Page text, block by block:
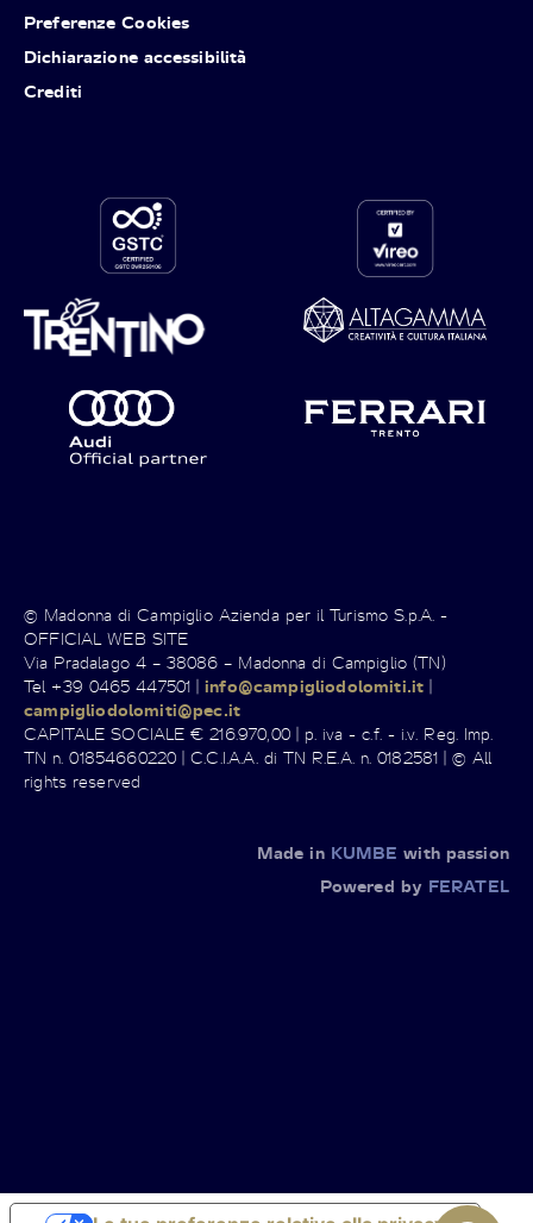
Preferenze Cookies
Dichiarazione accessibilità
Crediti
© Madonna di Campiglio Azienda per il Turismo S.p.A. -
OFFICIAL WEB SITE
Via Pradalago 4 – 38086 – Madonna di Campiglio (TN)
Tel +39 0465 447501 |info@campigliodolomiti.it |
campigliodolomiti@pec.it
CAPITALE SOCIALE € 216.970,00 | p. iva - c.f. - i.v. Reg. Imp.
TN n. 01854660220 | C.C.I.A.A. di TN R.E.A. n. 0182581 | © All
rights reserved
Made in KUMBE with passion
Powered by FERATEL